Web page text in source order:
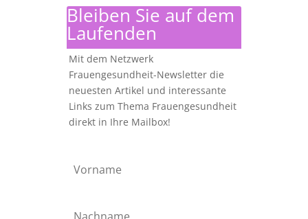
Bleiben Sie auf dem
Laufenden
Mit dem Netzwerk
Frauengesundheit-Newsletter die
neuesten Artikel und interessante
Links zum Thema Frauengesundheit
direkt in Ihre Mailbox!